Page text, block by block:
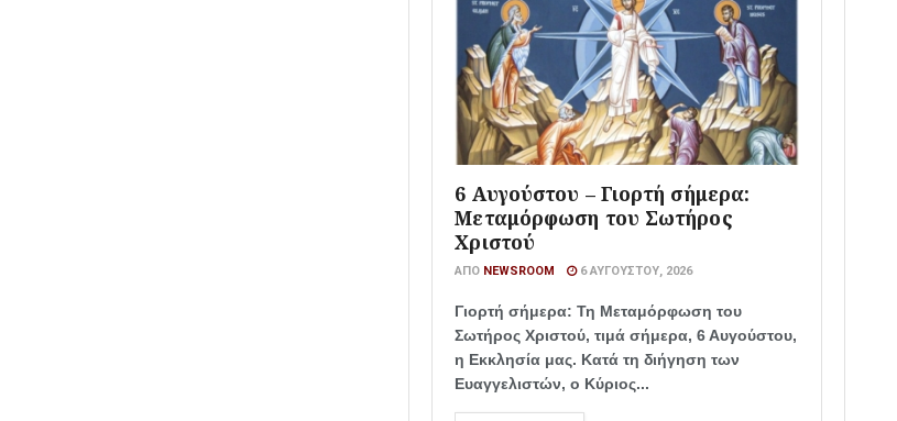
6 Αυγούστου – Γιορτή σήμερα:
Μεταμόρφωση του Σωτήρος
Χριστού
ΑΠΌ NEWSROOM 6 ΑΥΓΟΎΣΤΟΥ, 2026
Γιορτή σήμερα: Τη Μεταμόρφωση του
Σωτήρος Χριστού, τιμά σήμερα, 6 Αυγούστου,
η Εκκλησία μας. Κατά τη διήγηση των
Ευαγγελιστών, ο Κύριος...